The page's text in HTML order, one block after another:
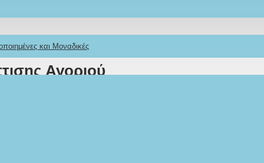
και Μοναδικές
Αγoριού